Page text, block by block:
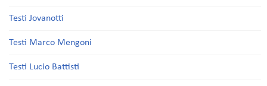
Testi Jovanotti
Testi Marco Mengoni
Testi Lucio Battisti